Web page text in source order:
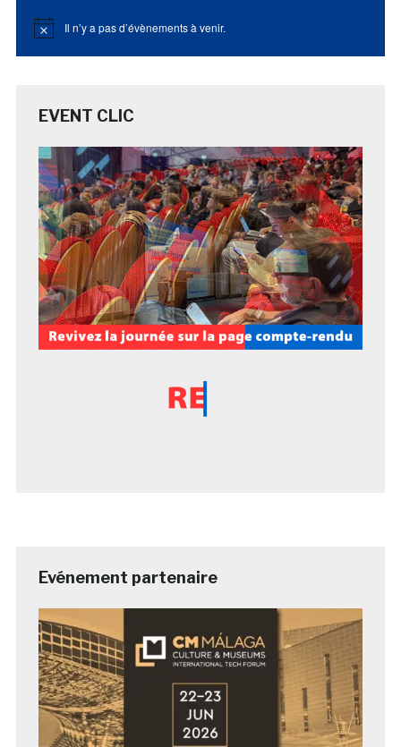
Notice Il n’y a pas d’évènements à venir.
EVENT CLIC
Evénement partenaire